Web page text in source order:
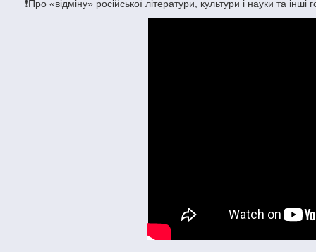
❗️Про «відміну» російської літератури, культури і науки та